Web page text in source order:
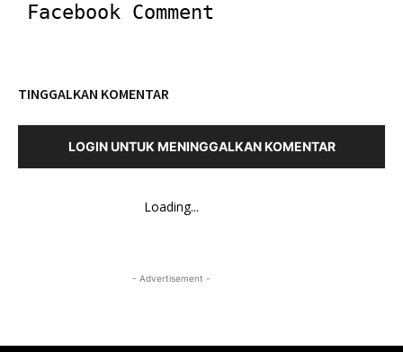
Facebook Comment
TINGGALKAN KOMENTAR
LOGIN UNTUK MENINGGALKAN KOMENTAR
Loading...
- Advertisement -